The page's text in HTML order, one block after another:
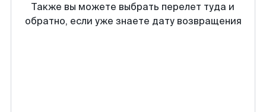
Также вы можете выбрать перелет туда и
обратно, если уже знаете дату возвращения